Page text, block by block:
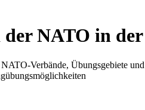
NATO in
Verbände, Übungsgebiete